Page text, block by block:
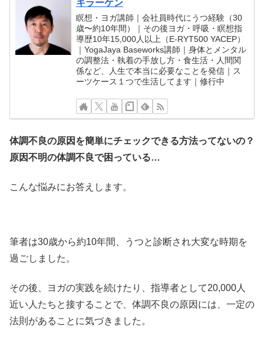
キラーケン
瞑想・ヨガ講師｜会社員時代にうつ経験（30
歳〜約10年間）｜その後ヨガ・呼吸・瞑想指
導歴10年15,000人以上（E-RYT500 YACEP）
｜YogaJaya Baseworks講師｜身体とメンタル
の調整法・執着の手放し方・食生活・人間関
係など、人生で本当に必要なことを発信｜ス
ーツケース１つで生活してます｜修行中
体調不良の原因を簡単にチェックできる方法ってないの？
原因不明の体調不良で困っている…
こんな悩みにお答えします。
筆者は30歳から約10年間、うつと診断され大変な時期を
過ごしました。
その後、ヨガの実践を続けたり、指導者として20,000人
近い人たちと接することで、体調不良の原因には、一定の
法則があることに気づきました。